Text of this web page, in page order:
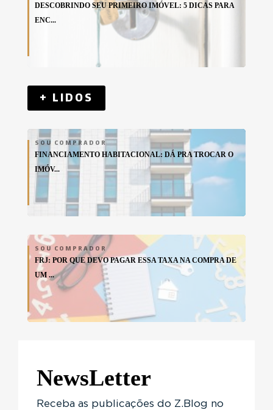
DESCOBRINDO SEU PRIMEIRO IMÓVEL: 5 DICAS PARA
ENC...
+ LIDOS
SOU COMPRADOR
FINANCIAMENTO HABITACIONAL: DÁ PRA TROCAR O
IMÓV...
SOU COMPRADOR
FRJ: POR QUE DEVO PAGAR ESSA TAXA NA COMPRA DE
UM ...
NewsLetter
Receba as publicações do Z.Blog no